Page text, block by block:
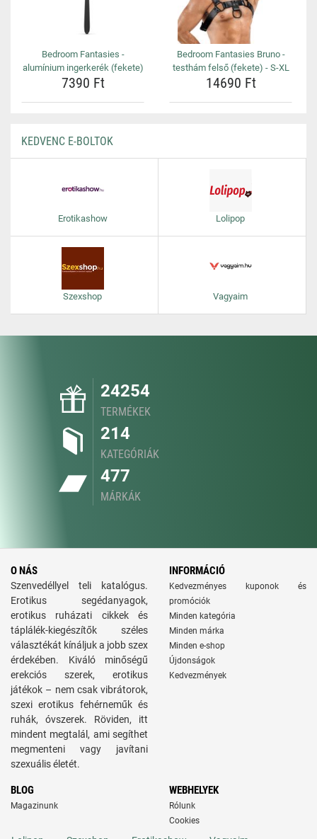
Bedroom Fantasies -
alumínium ingerkerék (fekete)
7390 Ft
Bedroom Fantasies Bruno -
testhám felső (fekete) - S-XL
14690 Ft
KEDVENC E-BOLTOK
Erotikashow Lolipop
Szexshop Vagyaim
24254
TERMÉKEK
214
KATEGÓRIÁK
477
MÁRKÁK
O NÁS
Szenvedéllyel teli katalógus.
Erotikus segédanyagok,
erotikus ruházati cikkek és
táplálék-kiegészítők széles
választékát kínáljuk a jobb szex
érdekében. Kiváló minőségű
erekciós szerek, erotikus
játékok – nem csak vibrátorok,
szexi erotikus fehérneműk és
ruhák, óvszerek. Röviden, itt
mindent megtalál, ami segíthet
megmenteni vagy javítani
szexuális életét.
INFORMÁCIÓ
Kedvezményes kuponok és
promóciók
Minden kategória
Minden márka
Minden e-shop
Újdonságok
Kedvezmények
BLOG
Magazinunk
WEBHELYEK
Rólunk
Cookies